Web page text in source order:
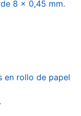
8 x 0,45 mm.
en rollo de papel